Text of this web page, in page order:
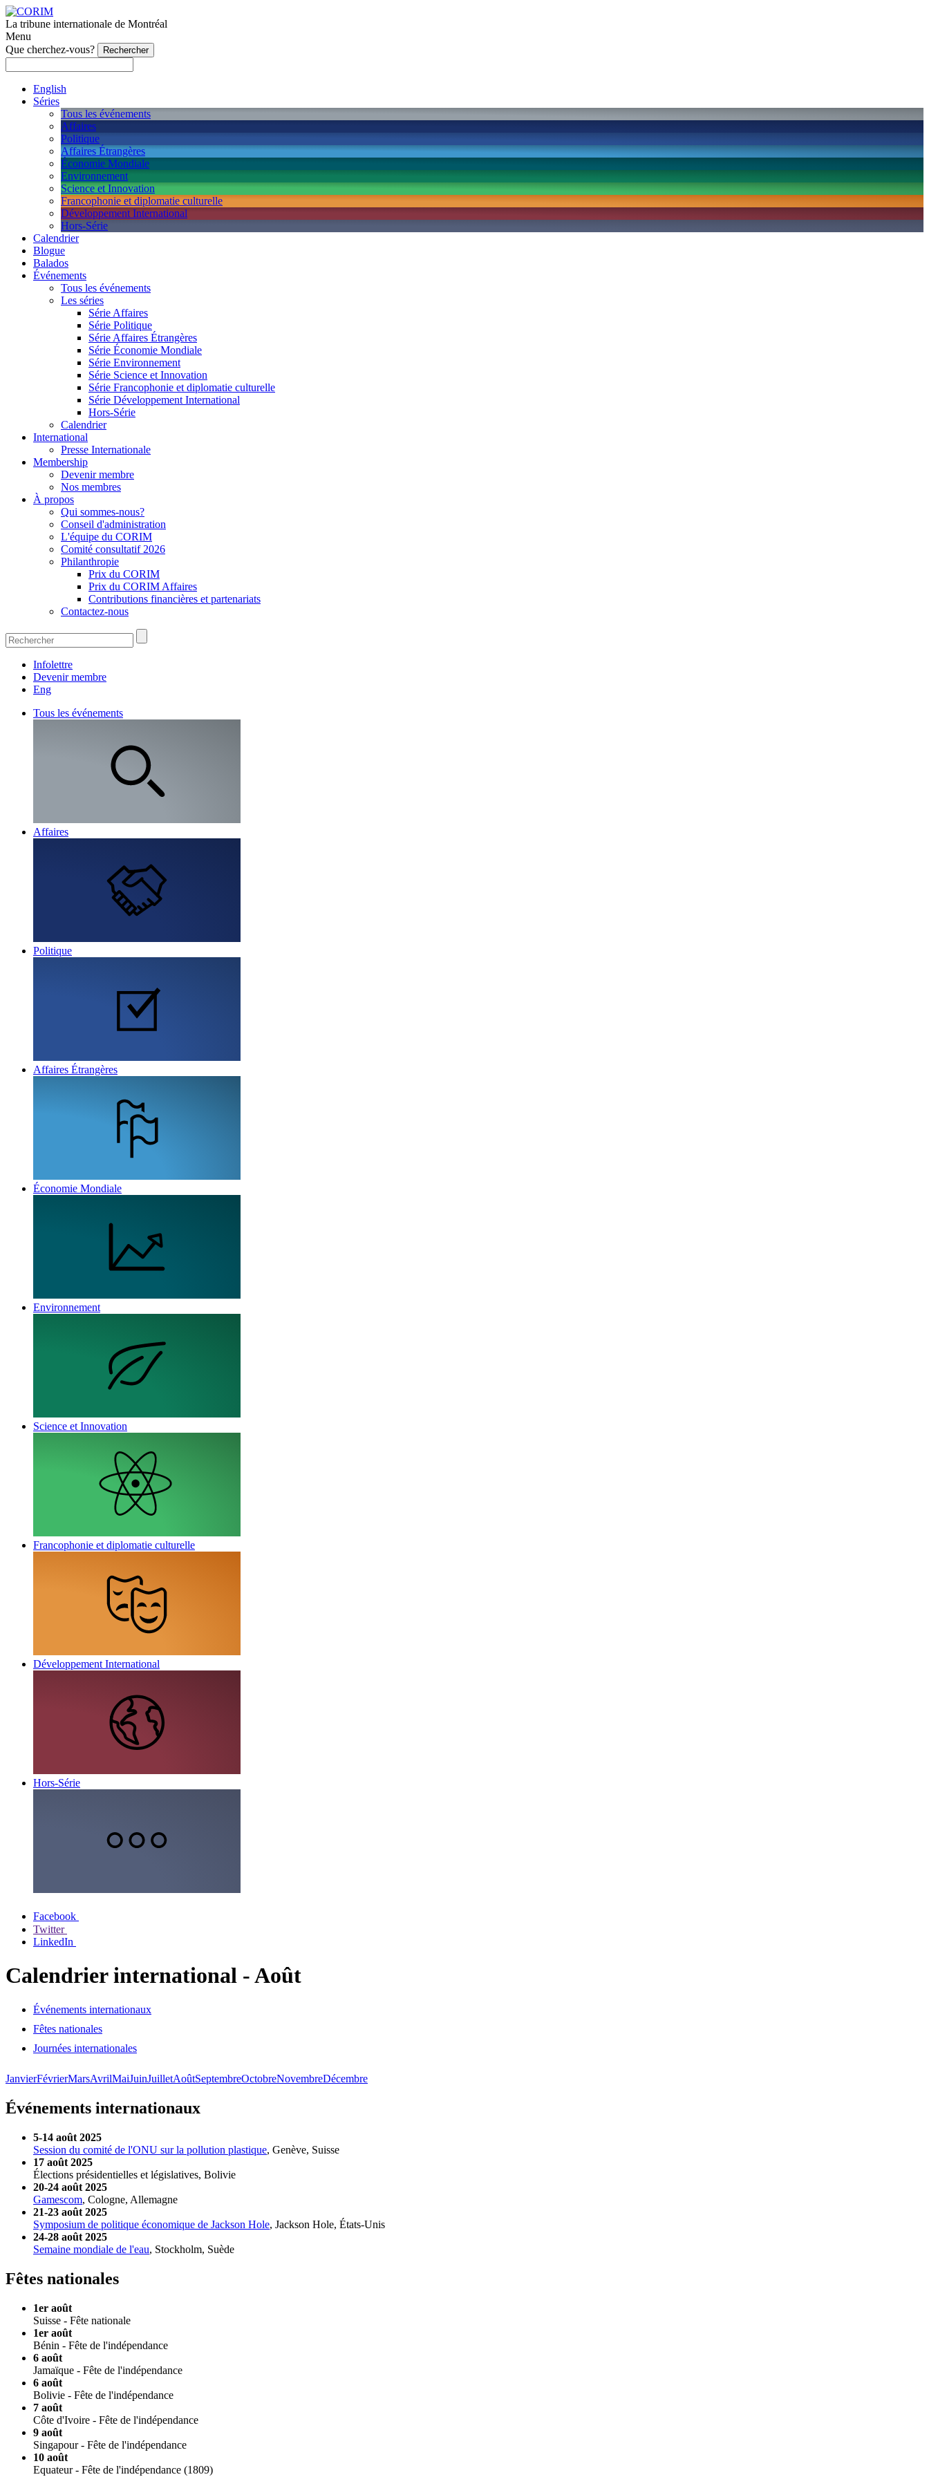
La tribune internationale de Montréal
Menu
Que cherchez-vous?
English
Séries
Tous les événements
Affaires
Politique
Affaires Étrangères
Économie Mondiale
Environnement
Science et Innovation
Francophonie et diplomatie culturelle
Développement International
Hors-Série
Calendrier
Blogue
Balados
Événements
Tous les événements
Les séries
Série Affaires
Série Politique
Série Affaires Étrangères
Série Économie Mondiale
Série Environnement
Série Science et Innovation
Série Francophonie et diplomatie culturelle
Série Développement International
Hors-Série
Calendrier
International
Presse Internationale
Membership
Devenir membre
Nos membres
À propos
Qui sommes-nous?
Conseil d'administration
L'équipe du CORIM
Comité consultatif 2026
Philanthropie
Prix du CORIM
Prix du CORIM Affaires
Contributions financières et partenariats
Contactez-nous
Infolettre
Devenir membre
Eng
Tous les événements
Affaires
Politique
Affaires Étrangères
Économie Mondiale
Environnement
Science et Innovation
Francophonie et diplomatie culturelle
Développement International
Hors-Série
Facebook
Twitter
LinkedIn
Calendrier international - Août
Événements internationaux
Fêtes nationales
Journées internationales
JanvierFévrierMarsAvrilMaiJuinJuilletAoûtSeptembreOctobreNovembreDécembre
Événements internationaux
5-14 août 2025
Session du comité de l'ONU sur la pollution plastique, Genève, Suisse
17 août 2025
Élections présidentielles et législatives, Bolivie
20-24 août 2025
Gamescom, Cologne, Allemagne
21-23 août 2025
Symposium de politique économique de Jackson Hole, Jackson Hole, États-Unis
24-28 août 2025
Semaine mondiale de l'eau, Stockholm, Suède
Fêtes nationales
1er août
Suisse - Fête nationale
1er août
Bénin - Fête de l'indépendance
6 août
Jamaïque - Fête de l'indépendance
6 août
Bolivie - Fête de l'indépendance
7 août
Côte d'Ivoire - Fête de l'indépendance
9 août
Singapour - Fête de l'indépendance
10 août
Equateur - Fête de l'indépendance (1809)